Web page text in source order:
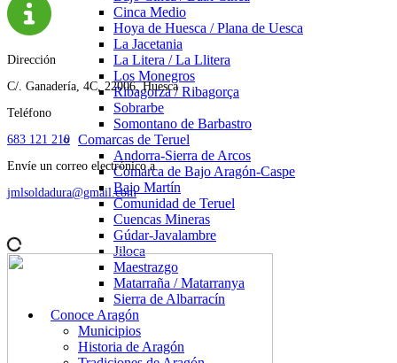
Cinca Medio
Hoya de Huesca / Plana de Uesca
La Jacetania
La Litera / La Llitera
Los Monegros
Ribagorza / Ribagorça
Sobrarbe
Somontano de Barbastro
Comarcas de Teruel
Andorra-Sierra de Arcos
Comarca de Bajo Aragón-Caspe
Bajo Martín
Comunidad de Teruel
Cuencas Mineras
Gúdar-Javalambre
Jiloca
Maestrazgo
Matarraña / Matarranya
Sierra de Albarracín
Conoce Aragón
Municipios
Historia de Aragón
Dirección
C/. Ganadería, 4C, 22006, Huesca
Teléfono
683 121 210
Envíe un correo electrónico a
jmlsoldadura@gmail.com